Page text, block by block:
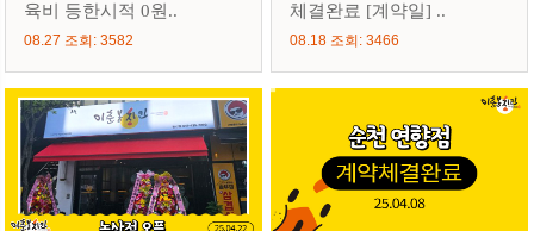
육비 등한시적 0원..
08.27 조회: 3582
체결완료 [계약일] ..
08.18 조회: 3466